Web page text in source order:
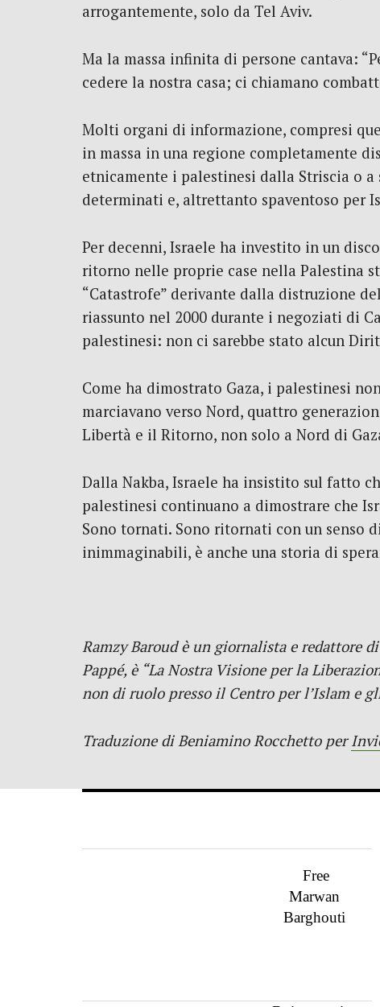
arrogantemente, solo da Tel Aviv.
Ma la massa infinita di persone cantava:
cedere la nostra casa; ci chiamano
Molti organi di informazione, compresi
in massa in una regione completamente
etnicamente i palestinesi dalla Striscia o
determinati e, altrettanto spaventoso per
Per decenni, Israele ha investito in un
ritorno nelle proprie case nella Palestina
“Catastrofe” derivante dalla distruzione
riassunto nel 2000 durante i negoziati di
palestinesi: non ci sarebbe stato alcun
Come ha dimostrato Gaza, i palestinesi
marciavano verso Nord, quattro
Libertà e il Ritorno, non solo a Nord di
Dalla Nakba, Israele ha insistito sul fatto
palestinesi continuano a dimostrare che
Sono tornati. Sono ritornati con un senso
inimmaginabili, è anche una storia di
Ramzy Baroud è un giornalista e redattore
Pappé, è “La Nostra Visione per la
non di ruolo presso il Centro per l’Islam e
Traduzione di Beniamino Rocchetto per
Free
Marwan
Barghouti